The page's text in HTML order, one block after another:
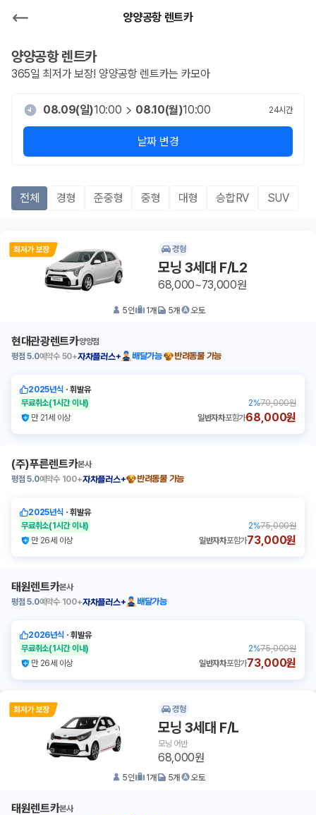
양양공항 렌트카
양양공항렌트카
365일 최저가 보장! 양양공항 렌트카는 카모아
08.09(일)10:00 08.10(월)10:00 24시간
날짜 변경
전체 경형 준중형 중형 대형 승합RV SUV
경형
모닝 3세대 F/L2
68,000~73,000원
5인 1개 5개 오토
현대관광렌트카양양점
평점 5.0예약수 50+자차플러스+ 배달가능 반려동물 가능
2025년식 ㆍ휘발유
무료취소(1시간 이내) 2%70,000원
만 21세 이상
일반자차포함가68,000원
(주)푸른렌트카본사
평점 5.0예약수 100+자차플러스+ 반려동물 가능
2025년식 ㆍ휘발유
무료취소(1시간 이내) 2%75,000원
만 26세 이상
일반자차포함가73,000원
태원렌트카본사
평점 5.0예약수 100+자차플러스+ 배달가능
2026년식 ㆍ휘발유
무료취소(1시간 이내) 2%75,000원
만 26세 이상
일반자차포함가73,000원
경형
모닝 3세대 F/L
모닝 어반
68,000원
5인 1개 5개 오토
태원렌트카본사